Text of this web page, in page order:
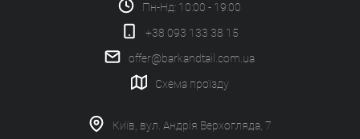
Пн-Нд: 10:00 - 19:00
+38 093 133 38 15
offer@barkandtail.com.ua
Схема проїзду
Київ, вул. Андрія Верхогляда, 7